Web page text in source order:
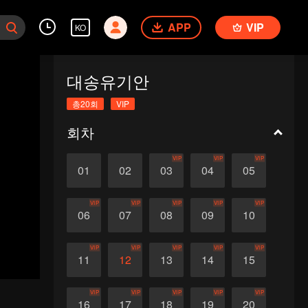
KO APP VIP
대송유기안
총20회 VIP
회차
01 02 03
VIP
04
VIP
05
VIP
06
VIP
07
VIP
08
VIP
09
VIP
10
VIP
11
VIP
12
VIP
13
VIP
14
VIP
15
VIP
16
VIP
17
VIP
18
VIP
19
VIP
20
VIP